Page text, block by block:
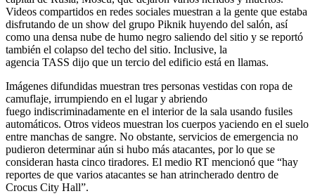
Videos compartidos en redes sociales muestran a la gente que estaba
disfrutando de un show del grupo Piknik huyendo del salón, así
como una densa nube de humo negro saliendo del sitio y se reportó
también el colapso del techo del sitio. Inclusive, la
agencia TASS dijo que un tercio del edificio está en llamas.
Imágenes difundidas muestran tres personas vestidas con ropa de
camuflaje, irrumpiendo en el lugar y abriendo
fuego indiscriminadamente en el interior de la sala usando fusiles
automáticos. Otros videos muestran los cuerpos yaciendo en el suelo
entre manchas de sangre. No obstante, servicios de emergencia no
pudieron determinar aún si hubo más atacantes, por lo que se
consideran hasta cinco tiradores. El medio RT mencionó que “hay
reportes de que varios atacantes se han atrincherado dentro de
Crocus City Hall”.